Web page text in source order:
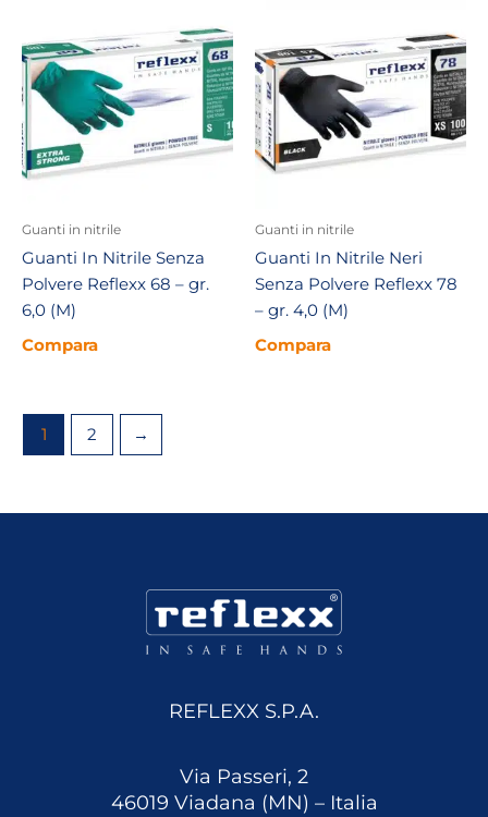
Guanti in nitrile
Guanti In Nitrile Senza
Polvere Reflexx 68 – gr.
6,0 (M)
Compara
Guanti in nitrile
Guanti In Nitrile Neri
Senza Polvere Reflexx 78
– gr. 4,0 (M)
Compara
1 2 →
REFLEXX S.P.A.
Via Passeri, 2
46019 Viadana (MN) – Italia